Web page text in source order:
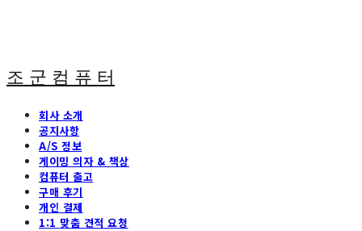
조 군 컴 퓨 터
회사 소개
공지사항
A/S 정보
게이밍 의자 & 책상
컴퓨터 출고
구매 후기
개인 결제
1:1 맞춤 견적 요청